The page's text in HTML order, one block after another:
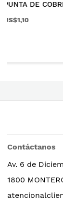
PARA
Contáctanos
Av. 6 de
1800